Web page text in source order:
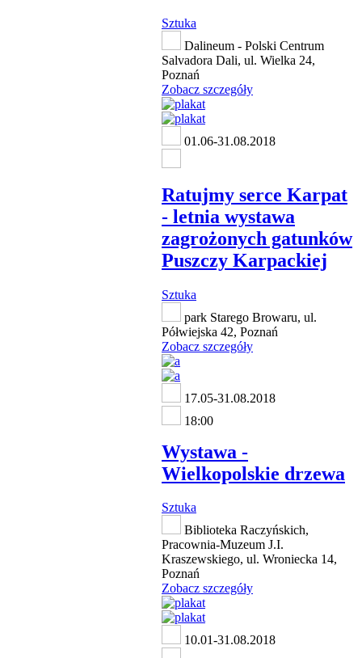
Sztuka
Dalineum - Polski Centrum
Salvadora Dali, ul. Wielka 24,
Poznań
Zobacz szczegóły
01.06-31.08.2018
Ratujmy serce Karpat
- letnia wystawa
zagrożonych gatunków
Puszczy Karpackiej
Sztuka
park Starego Browaru, ul.
Półwiejska 42, Poznań
Zobacz szczegóły
17.05-31.08.2018
18:00
Wystawa -
Wielkopolskie drzewa
Sztuka
Biblioteka Raczyńskich,
Pracownia-Muzeum J.I.
Kraszewskiego, ul. Wroniecka 14,
Poznań
Zobacz szczegóły
10.01-31.08.2018